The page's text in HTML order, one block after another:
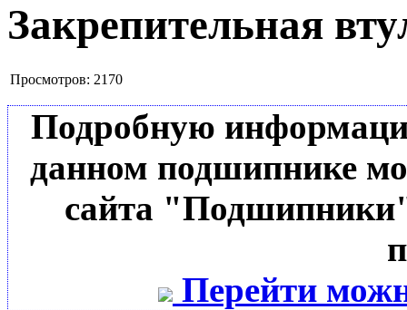
Закрепительная
Просмотров: 2170
Подробную
данном подшипнике
сайта
Перейти